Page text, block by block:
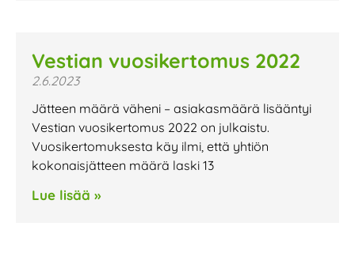
Vestian vuosikertomus 2022
2.6.2023
Jätteen määrä väheni – asiakasmäärä lisääntyi
Vestian vuosikertomus 2022 on julkaistu.
Vuosikertomuksesta käy ilmi, että yhtiön
kokonaisjätteen määrä laski 13
Lue lisää »